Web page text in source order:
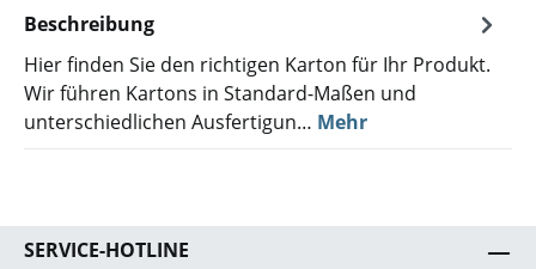
Beschreibung
Hier finden Sie den richtigen Karton für Ihr Produkt.
Wir führen Kartons in Standard-Maßen und
unterschiedlichen Ausfertigun… Mehr
SERVICE-HOTLINE